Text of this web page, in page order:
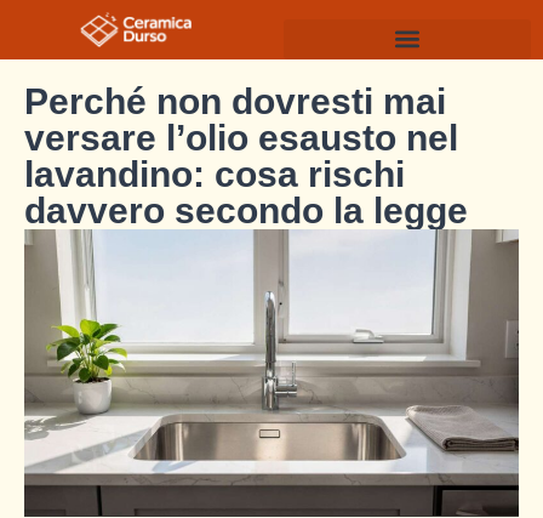
Perché non dovresti mai
versare l’olio esausto nel
lavandino: cosa rischi
davvero secondo la legge